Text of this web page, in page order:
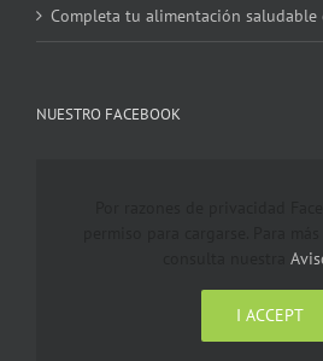
Completa tu alimentación saludable
NUESTRO FACEBOOK
I ACCEPT